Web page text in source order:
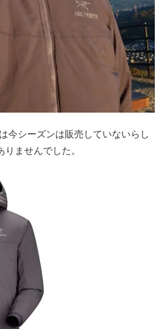
今シーズンは販売していないらし
りませんでした。